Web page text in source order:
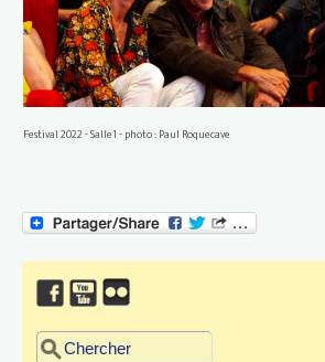
Festival 2022 - Salle1 - photo : Paul Roquecave
Formulaire de recherche
Chercher dans ce site